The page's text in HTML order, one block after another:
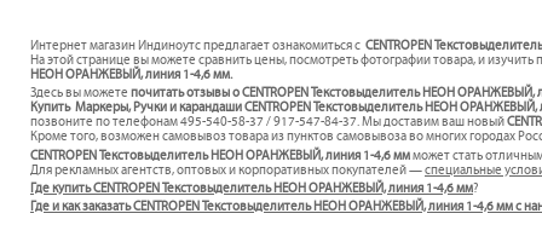
Интернет магазин Индиноутс предлагает ознакомиться с CENTROPEN
На этой странице вы можете сравнить цены, посмотреть фотографии товара, и
НЕОН ОРАНЖЕВЫЙ, линия 1-4,6 мм.
Здесь вы можете почитать отзывы о CENTROPEN Текстовыделитель НЕОН ОРАНЖЕВЫЙ,
Купить Маркеры, Ручки и карандаши CENTROPEN Текстовыделитель НЕОН
позвоните по телефонам 495-540-58-37 / 917-547-84-37. Мы доставим ваш новый
Кроме того, возможен самовывоз товара из пунктов самовывоза во многих городах
CENTROPEN Текстовыделитель НЕОН ОРАНЖЕВЫЙ, линия 1-4,6 ммможет стать
Для рекламных агентств, оптовых и корпоративных покупателей —специальные
Где купить CENTROPEN Текстовыделитель НЕОН ОРАНЖЕВЫЙ, линия 1-4,6 мм?
Где и как заказать CENTROPEN Текстовыделитель НЕОН ОРАНЖЕВЫЙ, линия 1-4,6 мм с